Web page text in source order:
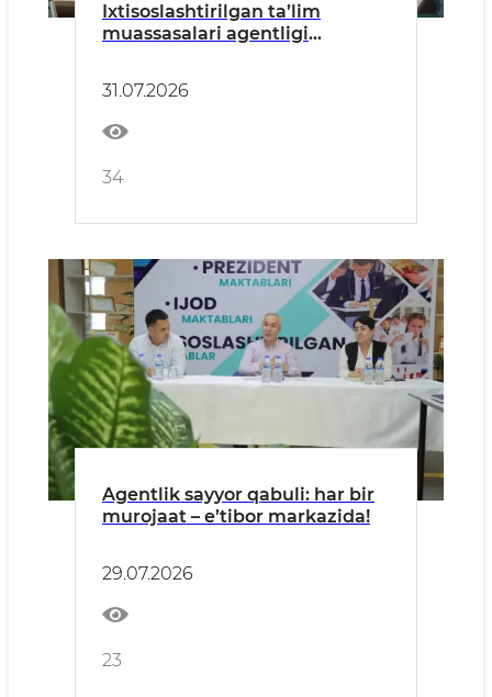
Ixtisoslashtirilgan ta’lim
muassasalari agentligi
4-sinfiga kirish imtihonlari
bo‘lib o‘tdi.
31.07.2026
34
Agentlik sayyor qabuli: har bir
murojaat – e’tibor markazida!
29.07.2026
23